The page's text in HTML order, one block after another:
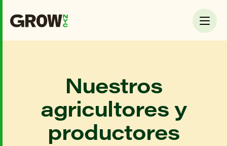
Nuestros
agricultores y
productores